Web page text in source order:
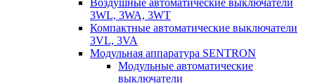
Воздушные автоматические выключатели
3WL, 3WA, 3WT
Компактные автоматические выключатели
3VL, 3VA
Модульная аппаратура SENTRON
Модульные автоматические
выключатели